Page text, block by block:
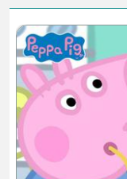
قسمت سوم